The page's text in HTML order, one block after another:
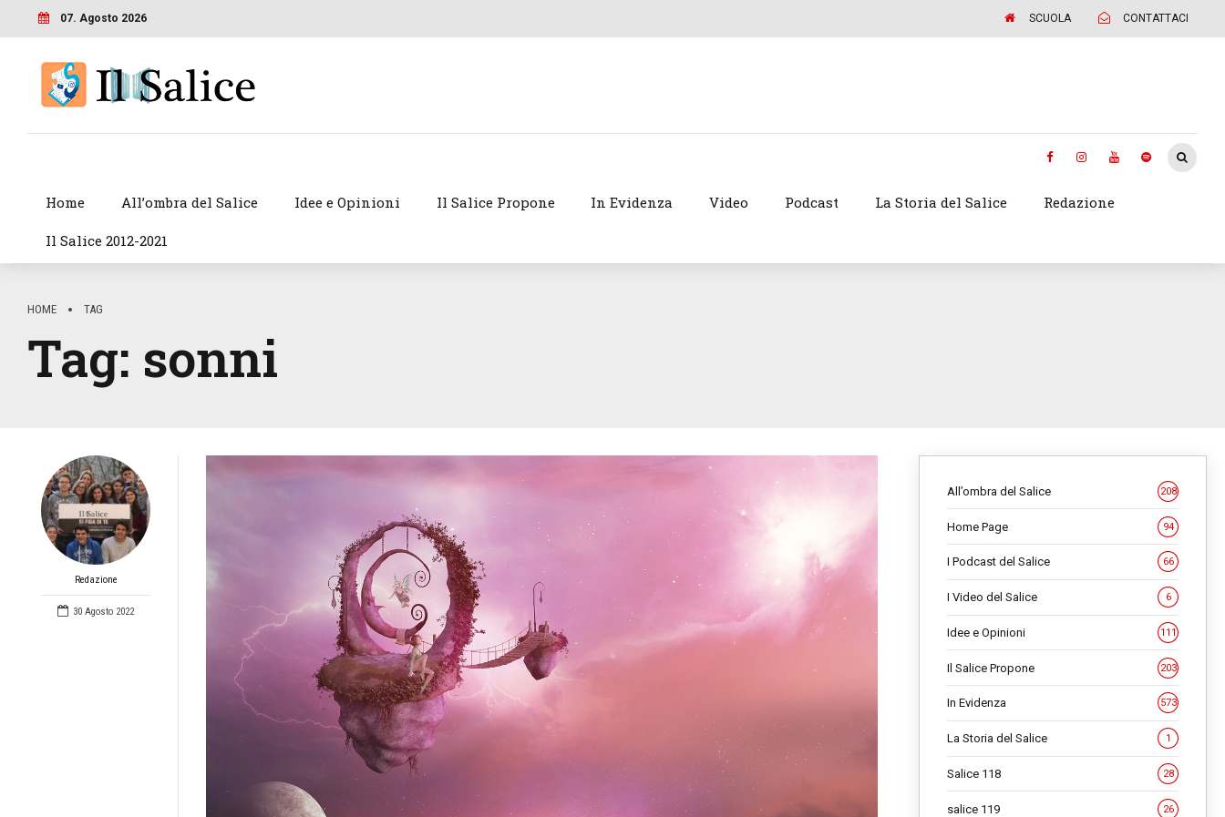
07. Agosto 2026 SCUOLA CONTATTACI
Home All’ombra del Salice Idee e Opinioni Il Salice Propone In Evidenza Video Podcast La Storia del Salice Redazione
Il Salice 2012-2021
HOME TAG
Tag: sonni
Redazione
30 Agosto 2022
All’ombra del Salice 208
Home Page 94
I Podcast del Salice 66
I Video del Salice 6
Idee e Opinioni 111
Il Salice Propone 203
In Evidenza 573
La Storia del Salice 1
Salice 118 28
salice 119 26